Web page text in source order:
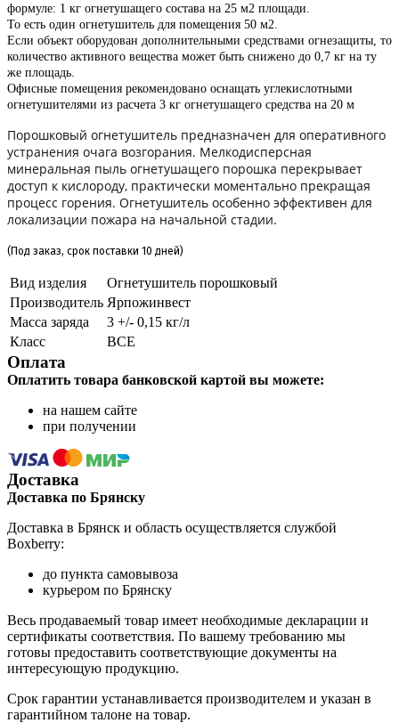
формуле: 1 кг огнетушащего состава на 25 м2 площади.
То есть один огнетушитель для помещения 50 м2.
Если объект оборудован дополнительными средствами огнезащиты, то
количество активного вещества может быть снижено до 0,7 кг на ту
же площадь.
Офисные помещения рекомендовано оснащать углекислотными
огнетушителями из расчета 3 кг огнетушащего средства на 20 м
Порошковый огнетушитель предназначен для оперативного
устранения очага возгорания. Мелкодисперсная
минеральная пыль огнетушащего порошка перекрывает
доступ к кислороду, практически моментально прекращая
процесс горения. Огнетушитель особенно эффективен для
локализации пожара на начальной стадии.
(Под заказ, срок поставки 10 дней)
Вид изделия
Огнетушитель порошковый
Производитель Ярпожинвест
Масса заряда
3 +/- 0,15 кг/л
Класс
ВСЕ
Оплата
Оплатить товара банковской картой вы можете:
на нашем сайте
при получении
Доставка
Доставка по Брянску
Доставка в Брянск и область осуществляется службой
Boxberry:
до пункта самовывоза
курьером по Брянску
Весь продаваемый товар имеет необходимые декларации и
сертификаты соответствия. По вашему требованию мы
готовы предоставить соответствующие документы на
интересующую продукцию.
Срок гарантии устанавливается производителем и указан в
гарантийном талоне на товар.